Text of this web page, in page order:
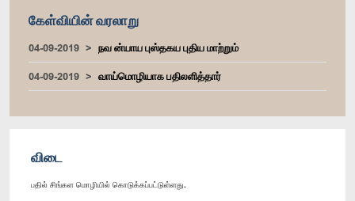
கேள்வியின் வரலாறு
04-09-2019
நவ ன்யாய புஸ்தகய புதிய மாற்றும்
04-09-2019
வாய்மொழியாக பதிலளித்தார்
விடை
பதில் சிங்கள மொழியில் கொடுக்கப்பட்டுள்ளது.